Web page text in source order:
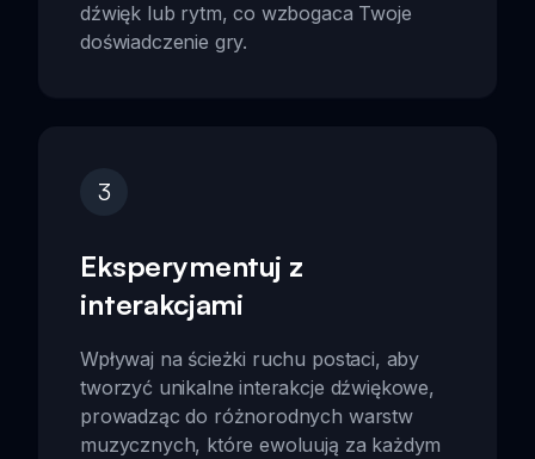
dźwięk lub rytm, co wzbogaca Twoje
doświadczenie gry.
3
Eksperymentuj z
interakcjami
Wpływaj na ścieżki ruchu postaci, aby
tworzyć unikalne interakcje dźwiękowe,
prowadząc do różnorodnych warstw
muzycznych, które ewoluują za każdym